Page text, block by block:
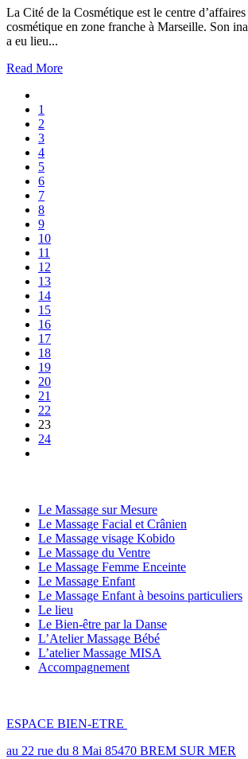
La Cité de la Cosmétique est le centre d’affaires
cosmétique en zone franche à Marseille. Son
a eu lieu...
Read More
1
2
3
4
5
6
7
8
9
10
11
12
13
14
15
16
17
18
19
20
21
22
23
24
Le Massage sur Mesure
Le Massage Facial et Crânien
Le Massage visage Kobido
Le Massage du Ventre
Le Massage Femme Enceinte
Le Massage Enfant
Le Massage Enfant à besoins particuliers
Le lieu
Le Bien-être par la Danse
L’Atelier Massage Bébé
L’atelier Massage MISA
Accompagnement
ESPACE BIEN-ETRE
au 22 rue du 8 Mai 85470 BREM SUR MER